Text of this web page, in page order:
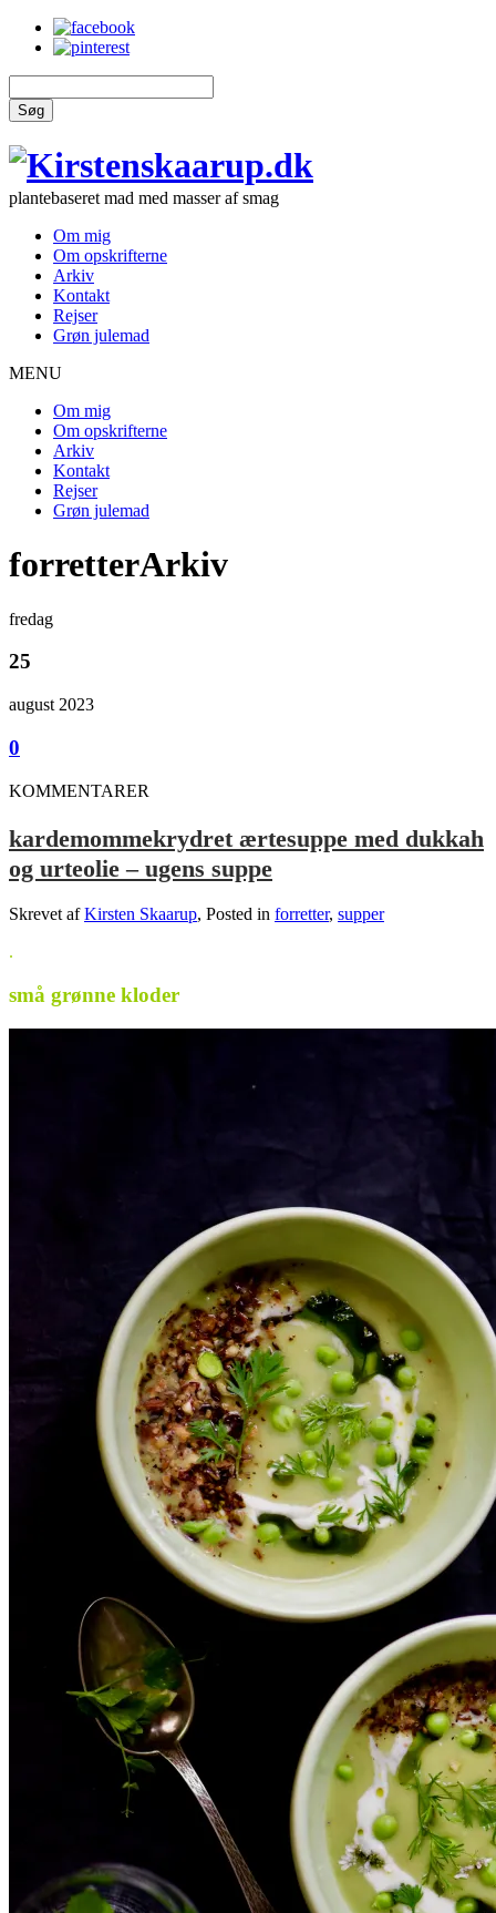
Søg
plantebaseret mad med masser af smag
Om mig
Om opskrifterne
Arkiv
Kontakt
Rejser
Grøn julemad
MENU
Om mig
Om opskrifterne
Arkiv
Kontakt
Rejser
Grøn julemad
forretterArkiv
fredag
25
august 2023
0
KOMMENTARER
kardemommekrydret ærtesuppe med dukkah
og urteolie – ugens suppe
Skrevet afKirsten Skaarup, Posted in forretter, supper
.
små grønne kloder